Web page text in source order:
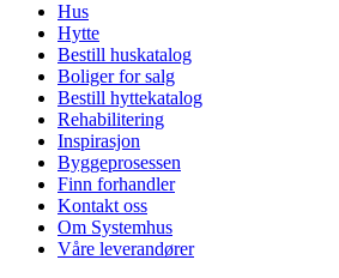
Hus
Hytte
Bestill huskatalog
Boliger for salg
Bestill hyttekatalog
Rehabilitering
Inspirasjon
Byggeprosessen
Finn forhandler
Kontakt oss
Om Systemhus
Våre leverandører